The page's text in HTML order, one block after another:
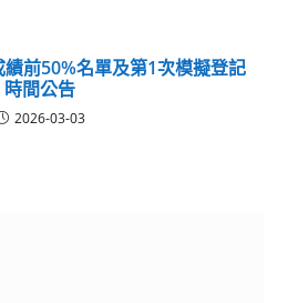
前50%名單及第1次模擬登記
時間公告
2026-03-03